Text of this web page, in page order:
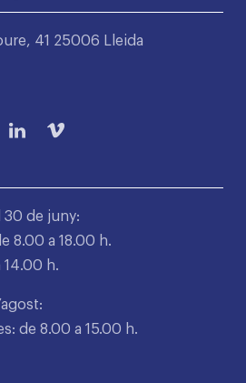
41 25006 Lleida
30 de juny:
8.00 a 18.00 h.
14.00 h.
de 8.00 a 15.00 h.